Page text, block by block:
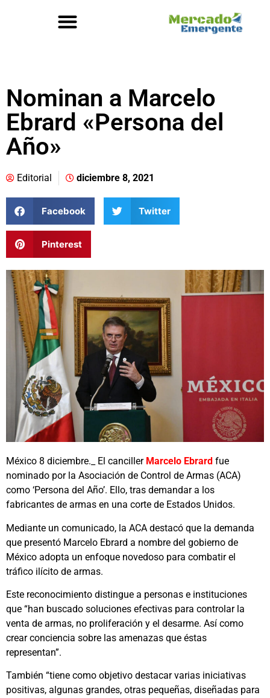
Nominan a Marcelo
Ebrard «Persona del
Año»
Editorial diciembre 8, 2021
Facebook Twitter
Pinterest
México 8 diciembre._ El canciller Marcelo Ebrard fue
nominado por la Asociación de Control de Armas (ACA)
como ‘Persona del Año’. Ello, tras demandar a los
fabricantes de armas en una corte de Estados Unidos.
Mediante un comunicado, la ACA destacó que la demanda
que presentó Marcelo Ebrard a nombre del gobierno de
México adopta un enfoque novedoso para combatir el
tráfico ilícito de armas.
Este reconocimiento distingue a personas e instituciones
que “han buscado soluciones efectivas para controlar la
venta de armas, no proliferación y el desarme. Así como
crear conciencia sobre las amenazas que éstas
representan”.
También “tiene como objetivo destacar varias iniciativas
positivas, algunas grandes, otras pequeñas, diseñadas para